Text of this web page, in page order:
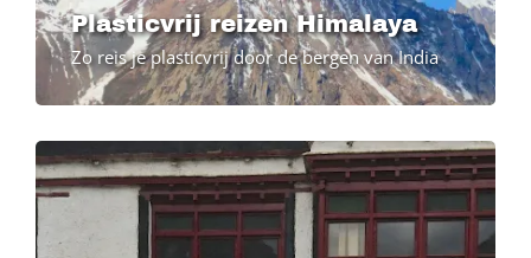
Plasticvrij reizen Himalaya
Zo reis je plasticvrij door de bergen van India
Image